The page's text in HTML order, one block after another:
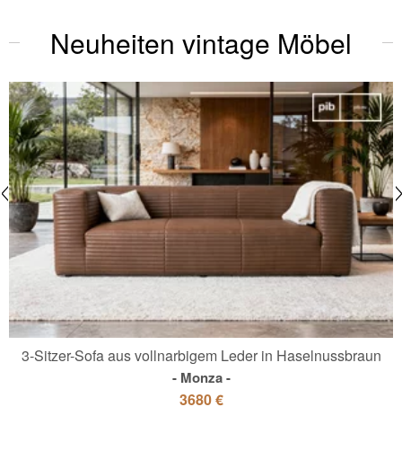
Neuheiten vintage Möbel
3-Sitzer-Sofa aus vollnarbigem Leder in Haselnussbraun
Monza
3680 €